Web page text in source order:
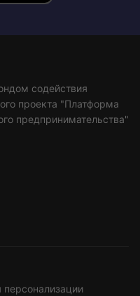
содействия
проекта "Платформа
предпринимательства"